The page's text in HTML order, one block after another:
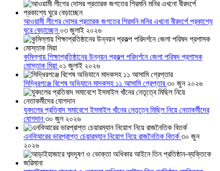
আওয়ামী লীগের দোসর প্রতারক জগতের শিরমনি মনির এখনো বীরদর্পে প্রকাশ্যে
ঘুরে বেড়াচ্ছেন ০৩ জুলাই ২০২৬
কুমিল্লায় শিক্ষাপ্রতিষ্ঠানের উন্নয়ন প্রকল্প পরিদর্শনে জেলা পরিষদ প্রশাসক
মোস্তাক মিয়া ০১ জুলাই ২০২৬
সিদ্ধিরগঞ্জে বিশেষ অভিযানে মাদকসহ ১১ আসামি গ্রেপ্তার৩০ জুন ২০২৬
যুবদলের প্রতিবাদ সমাবেশে ইসমাইল খাঁনের নেতৃত্বে মিছিল নিয়ে নেতাকর্মীদের
যোগদান৩০ জুন ২০২৬
এনবিআরের ভারপ্রাপ্ত চেয়ারম্যান নিয়োগ নিয়ে রাজনৈতিক বিতর্ক ৩০ জুন
২০২৬